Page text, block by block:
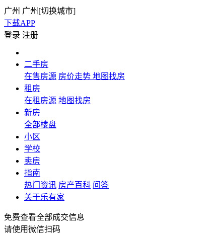
广州 广州[切换城市]
下载APP
登录 注册
二手房
在售房源 房价走势 地图找房
租房
在租房源 地图找房
新房
全部楼盘
小区
学校
卖房
指南
热门资讯 房产百科 问答
关于乐有家
免费查看全部成交信息
请使用微信扫码